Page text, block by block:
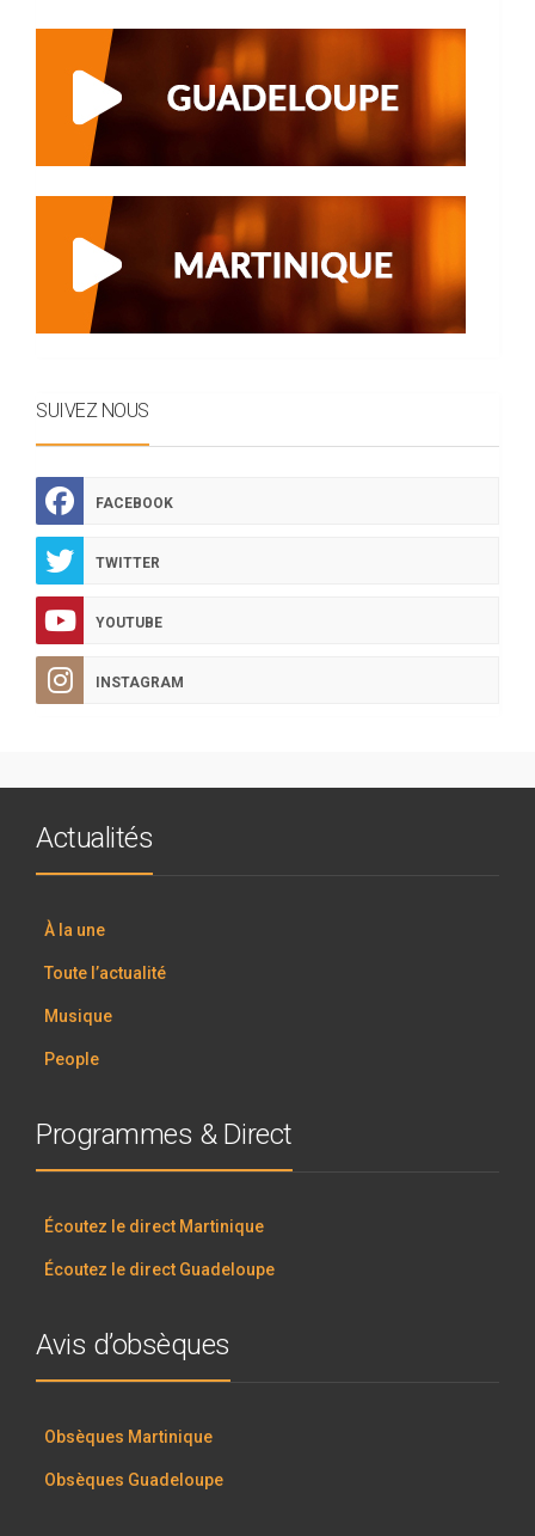
SUIVEZ NOUS
FACEBOOK
TWITTER
YOUTUBE
INSTAGRAM
Actualités
À la une
Toute l’actualité
Musique
People
Programmes & Direct
Écoutez le direct Martinique
Écoutez le direct Guadeloupe
Avis d’obsèques
Obsèques Martinique
Obsèques Guadeloupe